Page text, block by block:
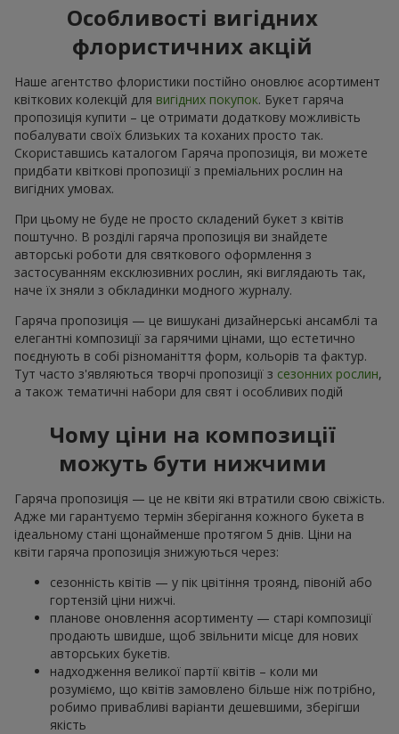
Особливості вигідних
флористичних акцій
Наше агентство флористики постійно оновлює асортимент
квіткових колекцій для вигідних покупок. Букет гаряча
пропозиція купити – це отримати додаткову можливість
побалувати своїх близьких та коханих просто так.
Скориставшись каталогом Гаряча пропозиція, ви можете
придбати квіткові пропозиції з преміальних рослин на
вигідних умовах.
При цьому не буде не просто складений букет з квітів
поштучно. В розділі гаряча пропозиція ви знайдете
авторські роботи для святкового оформлення з
застосуванням ексклюзивних рослин, які виглядають так,
наче їх зняли з обкладинки модного журналу.
Гаряча пропозиція — це вишукані дизайнерські ансамблі та
елегантні композиції за гарячими цінами, що естетично
поєднують в собі різноманіття форм, кольорів та фактур.
Тут часто з'являються творчі пропозиції з сезонних рослин,
а також тематичні набори для свят і особливих подій
Чому ціни на композиції
можуть бути нижчими
Гаряча пропозиція — це не квіти які втратили свою свіжість.
Адже ми гарантуємо термін зберігання кожного букета в
ідеальному стані щонайменше протягом 5 днів. Ціни на
квіти гаряча пропозиція знижуються через:
сезонність квітів — у пік цвітіння троянд, півоній або
гортензій ціни нижчі.
планове оновлення асортименту — старі композиції
продають швидше, щоб звільнити місце для нових
авторських букетів.
надходження великої партії квітів – коли ми
розуміємо, що квітів замовлено більше ніж потрібно,
робимо привабливі варіанти дешевшими, зберігши
якість